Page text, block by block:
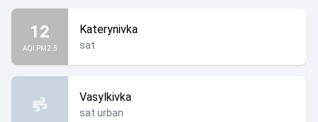
12
AQI PM2.5
Katerynivka
sat
Vasylkivka
sat urban